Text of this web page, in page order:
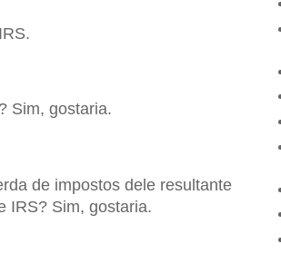
Sim, gostaria.
de impostos dele resultante
IRS? Sim, gostaria.